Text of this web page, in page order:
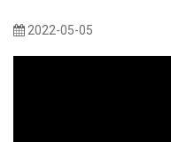
2022-05-05